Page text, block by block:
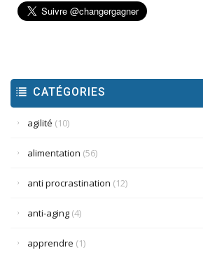
CATÉGORIES
agilité (10)
alimentation (56)
anti procrastination (12)
anti-aging (4)
apprendre (1)